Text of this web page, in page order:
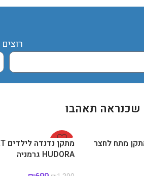
שכנראה תאהבו
מתח לחצר
-50%
HUDORA גרמניה
₪1,390
₪699